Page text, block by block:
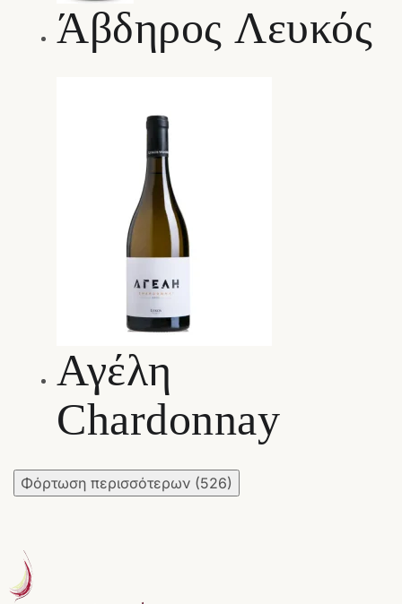
Άβδηρος Λευκός
Αγέλη
Chardonnay
Φόρτωση περισσότερων (526)